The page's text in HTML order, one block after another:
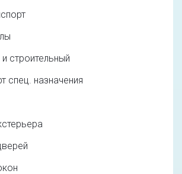
строительный
спец. назначения